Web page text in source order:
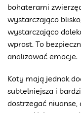
bohaterami
wystarczająco
wystarczająco
wprost. To
analizować emocje.
Koty mają jednak
subtelniejsza i
dostrzegać niuanse,